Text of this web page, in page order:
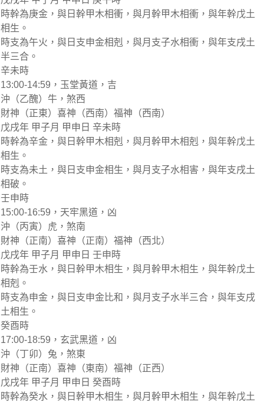
時幹為庚金，與日幹甲木相衝，與月幹甲木相衝，與年幹戊土
相生。
時支為午火，與日支申金相剋，與月支子水相衝，與年支戌土
半三合。
辛未時
13:00-14:59，玉堂黃道，吉
沖（乙醜）牛，煞西
財神（正東）喜神（西南）福神（西南）
戊戌年 甲子月 甲申日 辛未時
時幹為辛金，與日幹甲木相剋，與月幹甲木相剋，與年幹戊土
相生。
時支為未土，與日支申金相生，與月支子水相害，與年支戌土
相破。
壬申時
15:00-16:59，天牢黑道，凶
沖（丙寅）虎，煞南
財神（正南）喜神（正南）福神（西北）
戊戌年 甲子月 甲申日 壬申時
時幹為壬水，與日幹甲木相生，與月幹甲木相生，與年幹戊土
相剋。
時支為申金，與日支申金比和，與月支子水半三合，與年支戌
土相生。
癸酉時
17:00-18:59，玄武黑道，凶
沖（丁卯）兔，煞東
財神（正南）喜神（東南）福神（正西）
戊戌年 甲子月 甲申日 癸酉時
時幹為癸水，與日幹甲木相生，與月幹甲木相生，與年幹戊土